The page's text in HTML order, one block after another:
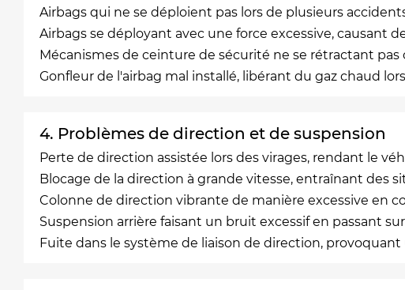
Airbags qui ne se déploient pas lors de plusieurs
Airbags se déployant avec une force excessive, causant
Mécanismes de ceinture de sécurité ne se rétractant
Gonfleur de l'airbag mal installé, libérant du gaz chaud
4. Problèmes de direction et de suspension
Perte de direction assistée lors des virages, rendant le
Blocage de la direction à grande vitesse, entraînant des
Colonne de direction vibrante de manière excessive en
Suspension arrière faisant un bruit excessif en passant
Fuite dans le système de liaison de direction,